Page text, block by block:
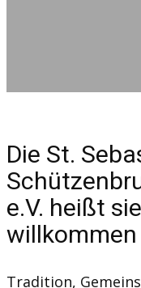
Die St.
e.V. heißt
willkommen
Tradition,